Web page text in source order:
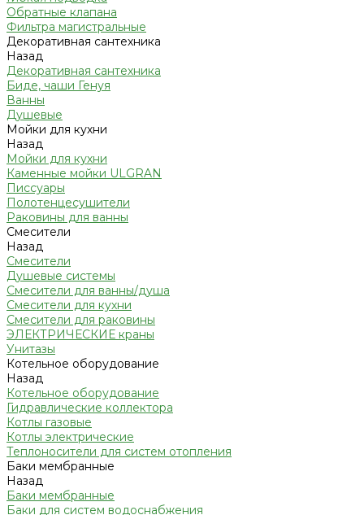
Обратные клапана
Фильтра магистральные
Декоративная сантехника
Назад
Декоративная сантехника
Биде, чаши Генуя
Ванны
Душевые
Мойки для кухни
Назад
Мойки для кухни
Каменные мойки ULGRAN
Писсуары
Полотенцесушители
Раковины для ванны
Смесители
Назад
Смесители
Душевые системы
Смесители для ванны/душа
Смесители для кухни
Смесители для раковины
ЭЛЕКТРИЧЕСКИЕ краны
Унитазы
Котельное оборудование
Назад
Котельное оборудование
Гидравлические коллектора
Котлы газовые
Котлы электрические
Теплоносители для систем отопления
Баки мембранные
Назад
Баки мембранные
Баки для систем водоснабжения